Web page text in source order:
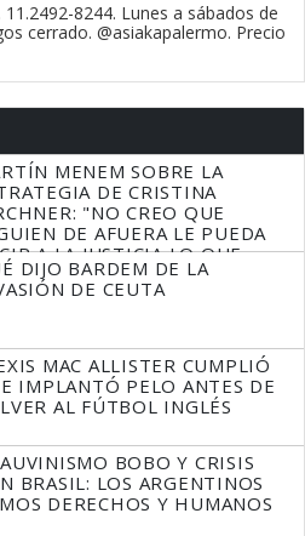
8244. Lunes a sábados de
cerrado. @asiakapalermo. Precio
MENEM SOBRE LA
DE CRISTINA
"NO CREO QUE
DE AFUERA LE PUEDA
A LA JUSTICIA LO QUE
QUE HACER"
DIJO BARDEM DE LA
DE CEUTA
MAC ALLISTER CUMPLIÓ
IMPLANTÓ PELO ANTES DE
AL FÚTBOL INGLÉS
BOBO Y CRISIS
BRASIL: LOS ARGENTINOS
DERECHOS Y HUMANOS